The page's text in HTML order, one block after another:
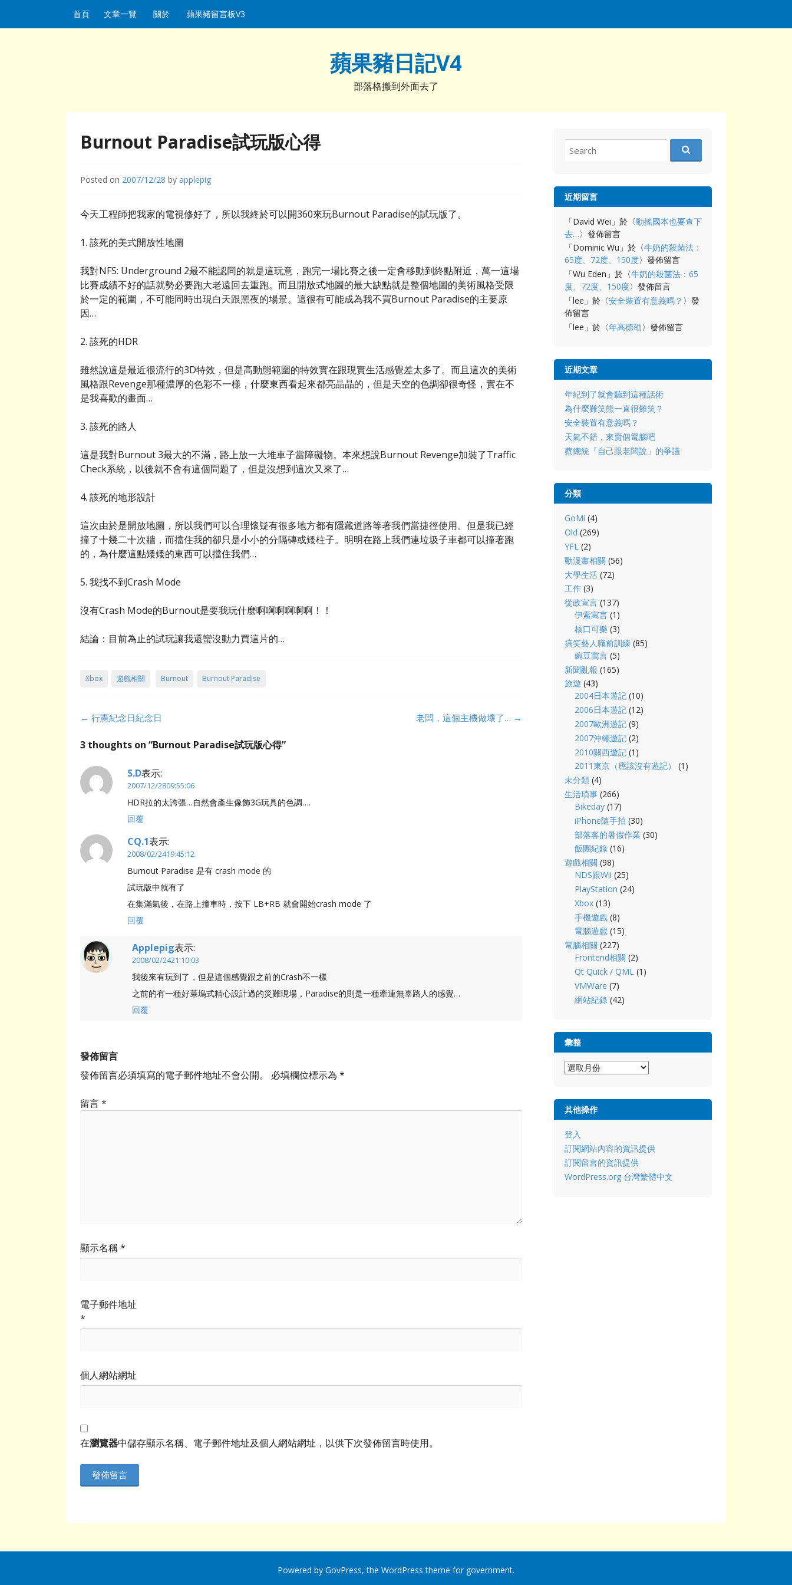
首頁 文章一覽 關於 蘋果豬留言板V3
蘋果豬日記V4
部落格搬到外面去了
Burnout Paradise試玩版心得
Posted on 2007/12/28 by applepig
今天工程師把我家的電視修好了，所以我終於可以開360來玩Burnout Paradise的試玩版了。
1. 該死的美式開放性地圖
我對NFS: Underground 2最不能認同的就是這玩意，跑完一場比賽之後一定會移動到終點附近，萬一這場
比賽成績不好的話就勢必要跑大老遠回去重跑。而且開放式地圖的最大缺點就是整個地圖的美術風格受限
於一定的範圍，不可能同時出現白天跟黑夜的場景。這很有可能成為我不買Burnout Paradise的主要原
因…
2. 該死的HDR
雖然說這是最近很流行的3D特效，但是高動態範圍的特效實在跟現實生活感覺差太多了。而且這次的美術
風格跟Revenge那種濃厚的色彩不一樣，什麼東西看起來都亮晶晶的，但是天空的色調卻很奇怪，實在不
是我喜歡的畫面…
3. 該死的路人
這是我對Burnout 3最大的不滿，路上放一大堆車子當障礙物。本來想說Burnout Revenge加裝了Traffic
Check系統，以後就不會有這個問題了，但是沒想到這次又來了…
4. 該死的地形設計
這次由於是開放地圖，所以我們可以合理懷疑有很多地方都有隱藏道路等著我們當捷徑使用。但是我已經
撞了十幾二十次牆，而擋住我的卻只是小小的分隔磚或矮柱子。明明在路上我們連垃圾子車都可以撞著跑
的，為什麼這點矮矮的東西可以擋住我們…
5. 我找不到Crash Mode
沒有Crash Mode的Burnout是要我玩什麼啊啊啊啊啊啊！！
結論：目前為止的試玩讓我還蠻沒動力買這片的…
Xbox 遊戲相關 Burnout Burnout Paradise
Post
← 行憲紀念日紀念日 老闆，這個主機做壞了… →
3 thoughts on “Burnout Paradise試玩版心得”
S.D表示:
2007/12/2809:55:06
HDR拉的太誇張…自然會產生像飾3G玩具的色調….
回覆
CQ.1表示:
2008/02/2419:45:12
Burnout Paradise 是有 crash mode 的
試玩版中就有了
在集滿氣後，在路上撞車時，按下 LB+RB 就會開始crash mode 了
回覆
Applepig表示:
2008/02/2421:10:03
我後來有玩到了，但是這個感覺跟之前的Crash不一樣
之前的有一種好萊塢式精心設計過的災難現場，Paradise的則是一種牽連無辜路人的感覺…
回覆
發佈留言
發佈留言必須填寫的電子郵件地址不會公開。
必填欄位標示為 *
留言*
顯示名稱*
電子郵件地址
*
個人網站網址
在瀏覽器中儲存顯示名稱、電子郵件地址及個人網站網址，以供下次發佈留言時使用。
for:
近期留言
「David Wei 」於〈動搖國本也要查下
去…〉發佈留言
「Dominic Wu 」於〈牛奶的殺菌法：
65度、72度、150度〉發佈留言
「Wu Eden 」於〈牛奶的殺菌法：65
度、72度、150度〉發佈留言
「lee 」於〈安全裝置有意義嗎？ 〉發
佈留言
「lee 」於〈年高德劭〉發佈留言
近期文章
年紀到了就會聽到這種話術
為什麼難笑熊一直很難笑？
安全裝置有意義嗎？
天氣不錯，來賣個電腦吧
蔡總統「自己跟老闆說」的爭議
分類
GoMi (4)
Old (269)
YFL(2)
動漫畫相關 (56)
大學生活(72)
工作(3)
從政宣言(137)
伊索寓言 (1)
核口可樂 (3)
搞笑藝人職前訓練 (85)
豌豆寓言 (5)
新聞亂報 (165)
旅遊 (43)
2004日本遊記 (10)
2006日本遊記 (12)
2007歐洲遊記 (9)
2007沖繩遊記 (2)
2010關西遊記 (1)
2011東京（應該沒有遊記）
(1)
未分類(4)
生活瑣事(266)
Bikeday (17)
iPhone隨手拍 (30)
部落客的暑假作業 (30)
飯團紀錄 (16)
遊戲相關 (98)
NDS跟Wii (25)
PlayStation (24)
Xbox (13)
手機遊戲 (8)
電腦遊戲 (15)
電腦相關 (227)
Frontend相關 (2)
Qt Quick / QML (1)
VMWare (7)
網站紀錄 (42)
彙整
其他操作
登入
訂閱網站內容的資訊提供
訂閱留言的資訊提供
WordPress.org 台灣繁體中文
Powered by GovPress, the WordPress theme for government.